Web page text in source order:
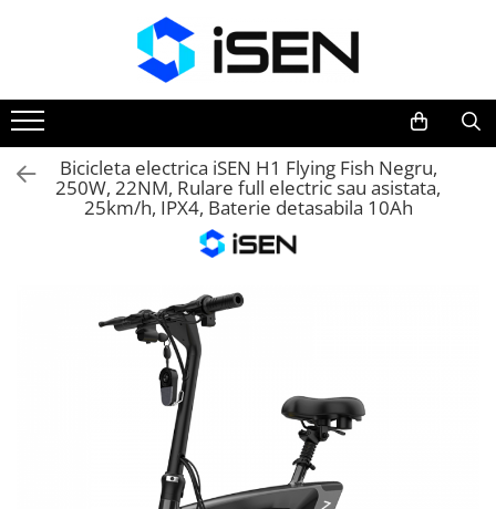
Trotinete electrice
Piese si accesorii
Bicicleta electrica iSEN H1 Flying Fish Negru,
250W, 22NM, Rulare full electric sau asistata,
25km/h, IPX4, Baterie detasabila 10Ah